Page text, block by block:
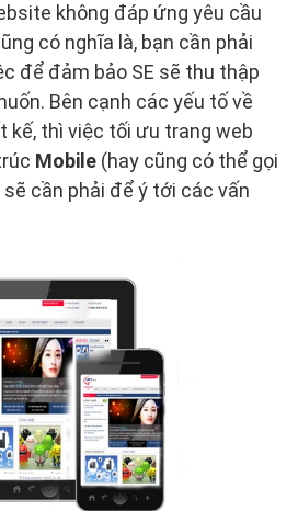
không đáp ứng yêu cầu
có nghĩa là, bạn cần phải
để đảm bảo SE sẽ thu thập
Bên cạnh các yếu tố về
kế, thì việc tối ưu trang web
Mobile (hay cũng có thể gọi
cần phải để ý tới các vấn